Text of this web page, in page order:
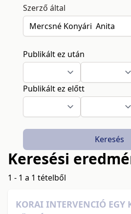
Szerző által
Publikált ez után
Publikált ez előtt
Keresés
Keresési
1 - 1 a 1 tételből
KORAI INTERVENCIÓ EGY